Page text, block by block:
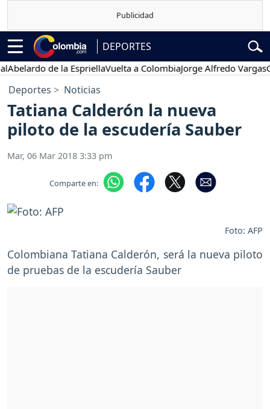
DEPORTES
de la EspriellaVuelta a ColombiaJorge Alfredo Vargas
Deportes Noticias
Tatiana Calderón la nueva
piloto de la escudería Sauber
Mar, 06 Mar 2018 3:33 pm
Comparte en:
Foto: AFP
Colombiana Tatiana Calderón, será la nueva piloto
de pruebas de la escudería Sauber